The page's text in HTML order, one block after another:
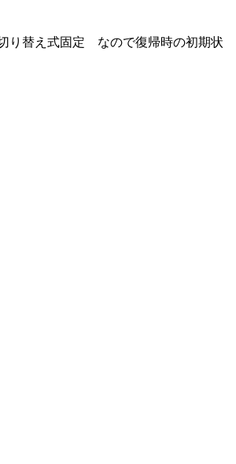
り替え式固定 なので復帰時の初期状